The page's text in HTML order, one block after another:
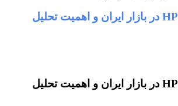
جایگاه سرورهای HP در بازار ایران و اهمیت تحلیل